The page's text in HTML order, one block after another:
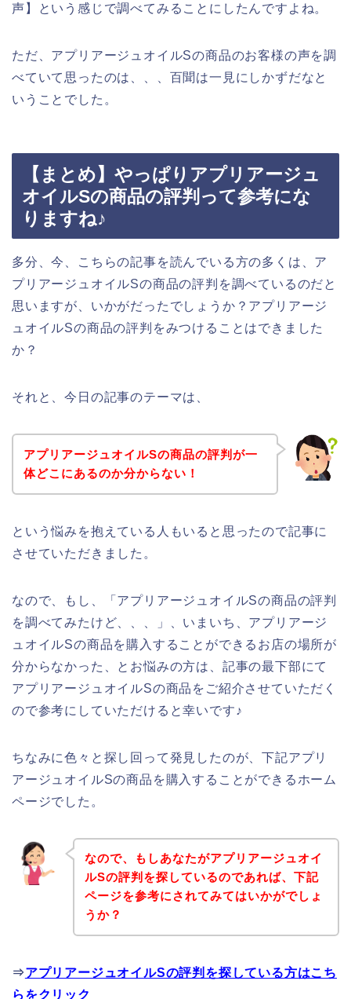
声】という感じで調べてみることにしたんですよね。
ただ、アプリアージュオイルSの商品のお客様の声を調
べていて思ったのは、、、百聞は一見にしかずだなと
いうことでした。
【まとめ】やっぱりアプリアージュ
オイルSの商品の評判って参考にな
りますね♪
多分、今、こちらの記事を読んでいる方の多くは、ア
プリアージュオイルSの商品の評判を調べているのだと
思いますが、いかがだったでしょうか？アプリアージ
ュオイルSの商品の評判をみつけることはできました
か？
それと、今日の記事のテーマは、
アプリアージュオイルSの商品の評判が一
体どこにあるのか分からない！
という悩みを抱えている人もいると思ったので記事に
させていただきました。
なので、もし、「アプリアージュオイルSの商品の評判
を調べてみたけど、、、」、いまいち、アプリアージ
ュオイルSの商品を購入することができるお店の場所が
分からなかった、とお悩みの方は、記事の最下部にて
アプリアージュオイルSの商品をご紹介させていただく
ので参考にしていただけると幸いです♪
ちなみに色々と探し回って発見したのが、下記アプリ
アージュオイルSの商品を購入することができるホーム
ページでした。
なので、もしあなたがアプリアージュオイ
ルSの評判を探しているのであれば、下記
ページを参考にされてみてはいかがでしょ
うか？
⇒アプリアージュオイルSの評判を探している方はこち
らをクリック